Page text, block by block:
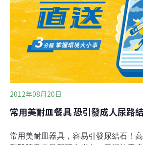
使用美耐皿餐具，恐有健康風險，特
敏感族群，最好別使用美耐皿餐具盛
表在《美國醫學會內科醫學期刊》（
Medicine）的研究，是由台灣高雄醫學
表。研究團隊、高醫家醫科主治醫師
美耐皿餐具在高溫之下的穩定性，
2012年08月20日
常用美耐皿餐具 恐引發成人尿路
常用美耐皿器具，容易引發尿結石！